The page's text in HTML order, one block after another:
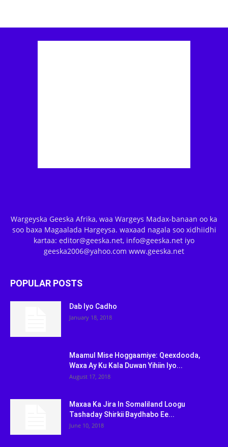
Wargeyska Geeska Afrika, waa Wargeys Madax-banaan oo ka
soo baxa Magaalada Hargeysa. waxaad nagala soo xidhiidhi
kartaa: editor@geeska.net, info@geeska.net iyo
geeska2006@yahoo.com www.geeska.net
POPULAR POSTS
Dab Iyo Cadho
January 18, 2018
Maamul Mise Hoggaamiye: Qeexdooda,
Waxa Ay Ku Kala Duwan Yihiin Iyo...
August 17, 2018
Maxaa Ka Jira In Somaliland Loogu
Tashaday Shirkii Baydhabo Ee...
June 10, 2018